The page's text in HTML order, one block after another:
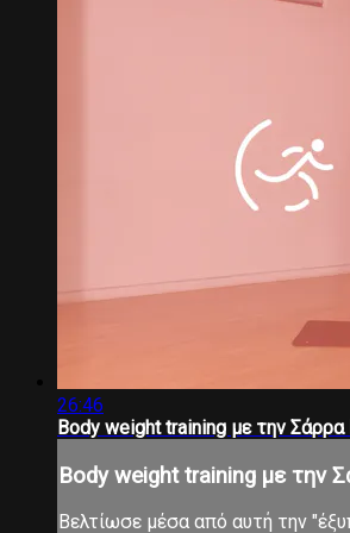
26:46
Body weight training με την Σάρρα
Body weight training με την
Βελτίωσε μέσα από αυτή την